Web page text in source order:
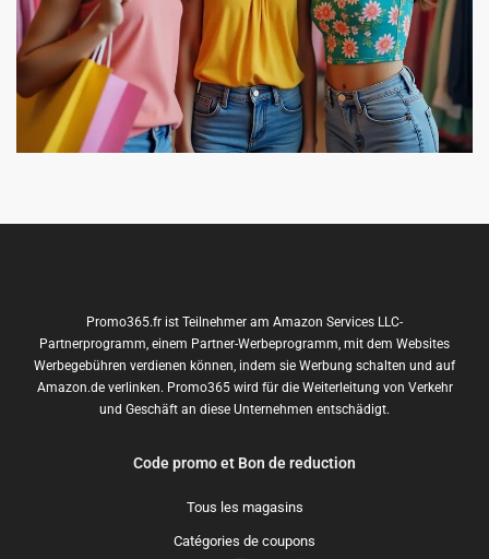
Promo365.fr ist Teilnehmer am Amazon Services LLC-
Partnerprogramm, einem Partner-Werbeprogramm, mit dem Websites
Werbegebühren verdienen können, indem sie Werbung schalten und auf
Amazon.de verlinken. Promo365 wird für die Weiterleitung von Verkehr
und Geschäft an diese Unternehmen entschädigt.
Code promo et Bon de reduction
Tous les magasins
Catégories de coupons